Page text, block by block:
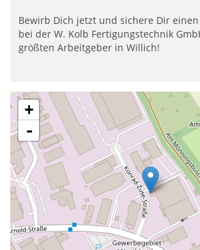
Bewirb Dich jetzt und sichere Dir
bei der W. Kolb Fertigungstechnik
größten Arbeitgeber in Willich!
+
-